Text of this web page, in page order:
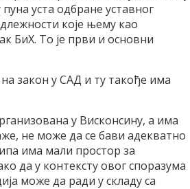
уста одбране уставног
које њему као
БиХ. То је први и основни
закон у САД и ту такође има
у Висконсину, а има
не може да се бави адекватно
има мали простор за
да у контексту овог споразума
може да ради у складу са